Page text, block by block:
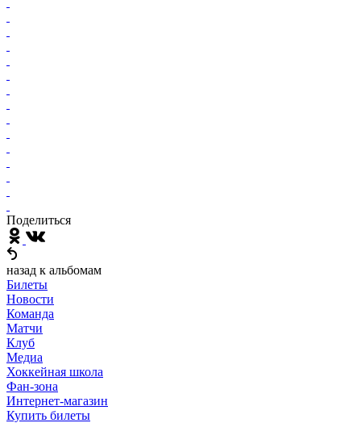
Поделиться
назад к альбомам
Билеты
Новости
Команда
Матчи
Клуб
Медиа
Хоккейная школа
Фан-зона
Интернет-магазин
Купить билеты